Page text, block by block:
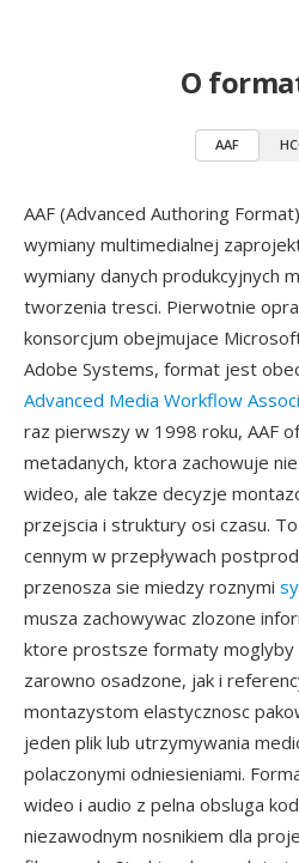
O
AAF
AAF (Advanced Authoring
wymiany multimedialnej
wymiany danych produkcyjnych
tworzenia tresci. Pierwotnie
konsorcjum obejmujace
Adobe Systems, format jest
Advanced Media Workflow
raz pierwszy w 1998 roku, AAF
metadanych, ktora zachowuje
wideo, ale takze decyzje
przejscia i struktury osi czasu.
cennym w przepływach
przenosza sie miedzy roznymi
musza zachowywac zlozone
ktore prostsze formaty moglyby
zarowno osadzone, jak i
montazystom elastycznosc
jeden plik lub utrzymywania
polaczonymi odniesieniami.
wideo i audio z pelna obsluga
niezawodnym nosnikiem dla